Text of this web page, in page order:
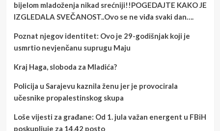
bijelom mladoženja nikad srećniji!!POGEDAJTE KAKO JE
IZGLEDALA SVEČANOST..Ovo se ne viđa svaki dan….
Poznat njegov identitet: Ovo je 29-godišnjak koji je
usmrtio nevjenčanu suprugu Maju
Kraj Haga, sloboda za Mladića?
Policija u Sarajevu kaznila ženu jer je provocirala
učesnike propalestinskog skupa
Loše vijesti za građane: Od 1. jula važan energent u FBiH
poskupljuje za 14,42 posto